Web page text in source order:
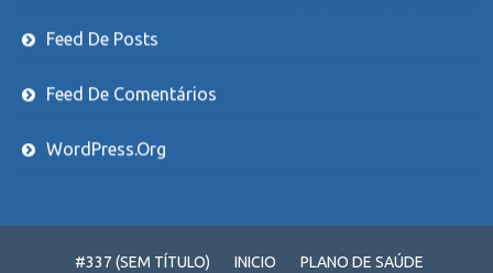
Feed De Posts
Feed De Comentários
WordPress.org
#337 (SEM TÍTULO) INICIO PLANO DE SAÚDE